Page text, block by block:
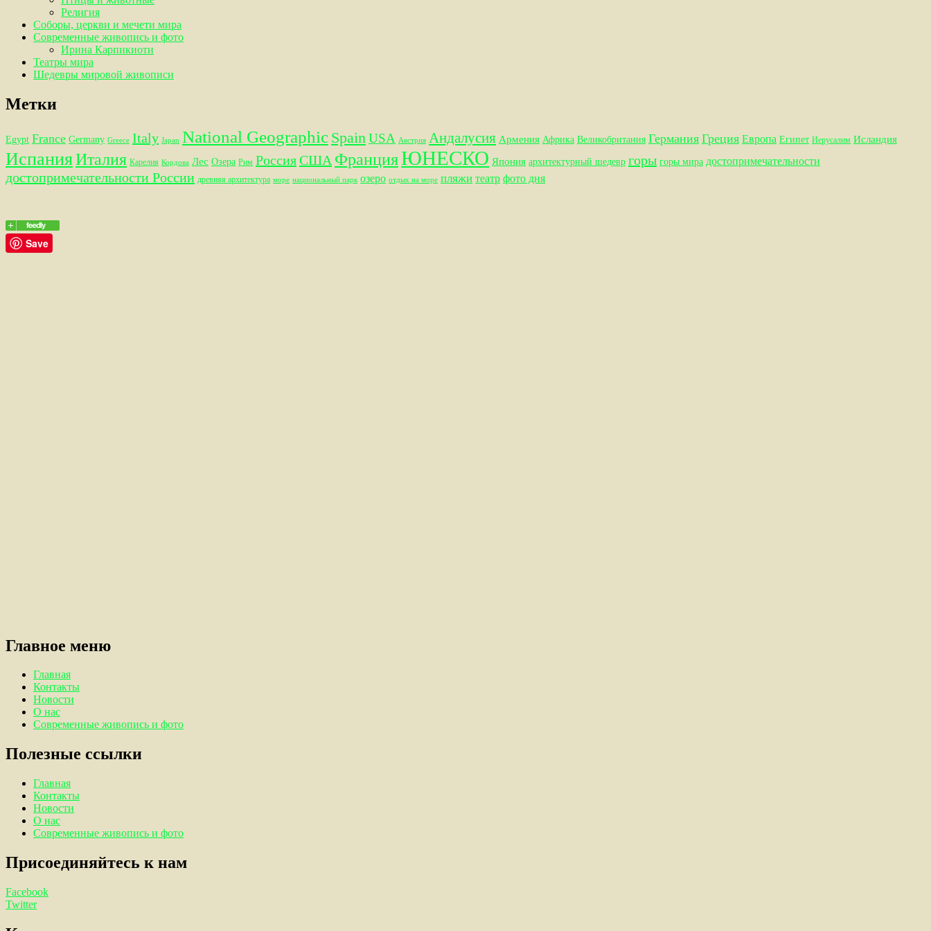
Религия
Соборы, церкви и мечети мира
Современные живопись и фото
Ирина Карпикиоти
Театры мира
Шедевры мировой живописи
Метки
Egypt France Germany Greece Italy Japan National Geographic Spain USA Австрия Андалусия Армения Африка Великобритания Германия Греция Европа Египет Иерусалим Исландия
ИспанияИталия Карелия Кордова Лес Озера Рим РоссияСША ФранцияЮНЕСКО Япония архитектурный шедевр горы горы мира достопримечательности
достопримечательности России древняя архитектура море национальный парк озеро отдых на море пляжи театр фото дня
Save
Главное меню
Главная
Контакты
Новости
О нас
Современные живопись и фото
Полезные ссылки
Главная
Контакты
Новости
О нас
Современные живопись и фото
Присоединяйтесь к нам
Facebook
Twitter